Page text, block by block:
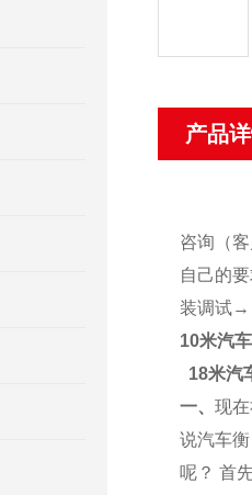
产品
咨询（
自己的
装调试
10米汽
18米汽
一、 现
说汽车衡
呢？ 首